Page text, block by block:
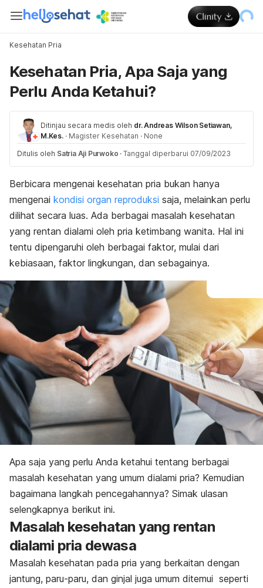
Kesehatan Pria
Kesehatan Pria, Apa Saja yang
Perlu Anda Ketahui?
Ditinjau secara medis oleh dr. Andreas Wilson Setiawan,
M.Kes. · Magister Kesehatan · None
Ditulis oleh Satria Aji Purwoko · Tanggal diperbarui 07/09/2023
Berbicara mengenai kesehatan pria bukan hanya
mengenai kondisi organ reproduksi saja, melainkan perlu
dilihat secara luas. Ada berbagai masalah kesehatan
yang rentan dialami oleh pria ketimbang wanita. Hal ini
tentu dipengaruhi oleh berbagai faktor, mulai dari
kebiasaan, faktor lingkungan, dan sebagainya.
Apa saja yang perlu Anda ketahui tentang berbagai
masalah kesehatan yang umum dialami pria? Kemudian
bagaimana langkah pencegahannya? Simak ulasan
selengkapnya berikut ini.
Masalah kesehatan yang rentan
dialami pria dewasa
Masalah kesehatan pada pria yang berkaitan dengan
jantung, paru-paru, dan ginjal juga umum ditemui seperti